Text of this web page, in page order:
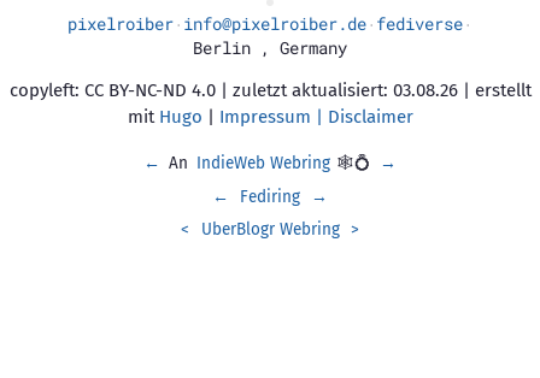
pixelroiber· info@pixelroiber.de· fediverse·
Berlin , Germany
copyleft: CC BY-NC-ND 4.0 | zuletzt aktualisiert: 03.08.26 | erstellt
mit Hugo | Impressum | Disclaimer
← An IndieWeb Webring 🕸💍
→
←
Fediring
→
<
UberBlogr Webring >